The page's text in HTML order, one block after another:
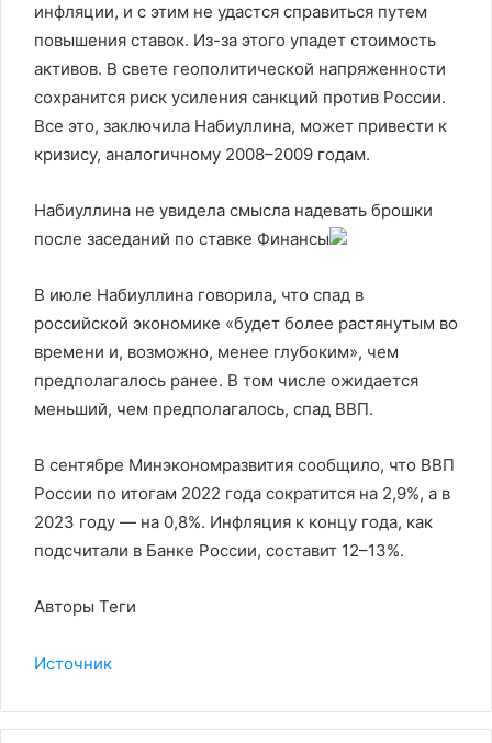
инфляции, и с этим не удастся справиться путем
повышения ставок. Из-за этого упадет стоимость
активов. В свете геополитической напряженности
сохранится риск усиления санкций против России.
Все это, заключила Набиуллина, может привести к
кризису, аналогичному 2008–2009 годам.
Набиуллина не увидела смысла надевать брошки
после заседаний по ставке Финансы
В июле Набиуллина говорила, что спад в
российской экономике «будет более растянутым во
времени и, возможно, менее глубоким», чем
предполагалось ранее. В том числе ожидается
меньший, чем предполагалось, спад ВВП.
В сентябре Минэкономразвития сообщило, что ВВП
России по итогам 2022 года сократится на 2,9%, а в
2023 году — на 0,8%. Инфляция к концу года, как
подсчитали в Банке России, составит 12–13%.
Авторы Теги
Источник